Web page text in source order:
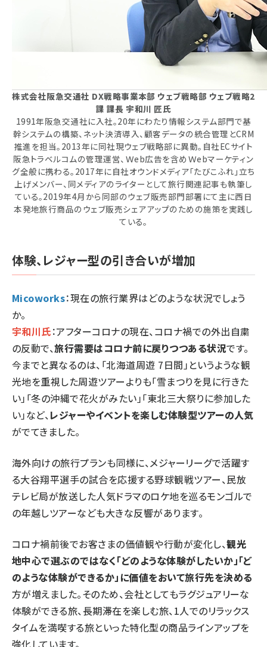
株式会社阪急交通社 DX戦略事業本部 ウェブ戦略部 ウェブ戦略2
課 課長 宇和川 匠氏
1991年阪急交通社に入社。20年にわたり情報システム部門で基
幹システムの構築、ネット決済導入、顧客データの統合管理とCRM
推進を担当。2013年に同社現ウェブ戦略部に異動。自社ECサイト
阪急トラベルコムの管理運営、Ｗeb広告を含めＷebマーケティン
グ全般に携わる。2017年に自社オウンドメディア「たびこふれ」立ち
上げメンバー、同メディアのライターとして旅行関連記事も執筆し
ている。2019年4月から同部のウェブ販売部門部署にて主に西日
本発地旅行商品のウェブ販売シェアアップのための施策を実践し
ている。
体験、レジャー型の引き合いが増加
Micoworks：現在の旅行業界はどのような状況でしょう
か。
宇和川氏：アフターコロナの現在、コロナ禍での外出自粛
の反動で、旅行需要はコロナ前に戻りつつある状況です。
今までと異なるのは、「北海道周遊 7日間」というような観
光地を重視した周遊ツアーよりも「雪まつりを見に行きた
い」「冬の沖縄で花火がみたい」「東北三大祭りに参加した
い」など、 レジャーやイベントを楽しむ体験型ツアーの人気
がでてきました。
海外向けの旅行プランも同様に、メジャーリーグで活躍す
る大谷翔平選手の試合を応援する野球観戦ツアー、民放
テレビ局が放送した人気ドラマのロケ地を巡るモンゴルで
の年越しツアーなども大きな反響があります。
コロナ禍前後でお客さまの価値観や行動が変化し、観光
地中心で選ぶのではなく「どのような体験がしたいか」「ど
のような体験ができるか」に価値をおいて旅行先を決める
方が増えました。そのため、会社としてもラグジュアリーな
体験ができる旅、長期滞在を楽しむ旅、1人でのリラックス
タイムを満喫する旅といった特化型の商品ラインアップを
強化しています。